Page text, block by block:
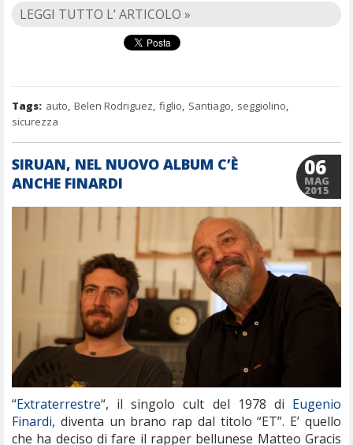
LEGGI TUTTO L’ ARTICOLO »
Tags: auto, Belen Rodriguez, figlio, Santiago, seggiolino,
sicurezza
SIRUAN, NEL NUOVO ALBUM C’È
ANCHE FINARDI
06
MAG
2015
“Extraterrestre“, il singolo cult del 1978 di Eugenio
Finardi, diventa un brano rap dal titolo “ET”. E’ quello
che ha deciso di fare il rapper bellunese Matteo Gracis